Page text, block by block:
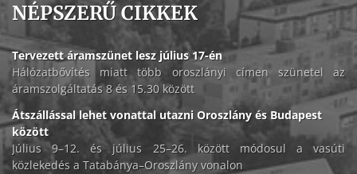
NÉPSZERŰ CIKKEK
Tervezett áramszünet lesz július 17-én
Hálózatbővítés miatt több oroszlányi címen szünetel az
áramszolgáltatás 8 és 15.30 között
Átszállással lehet vonattal utazni Oroszlány és Budapest
között
Július 9–12. és július 25–26. között módosul a vasúti
közlekedés a Tatabánya–Oroszlány vonalon